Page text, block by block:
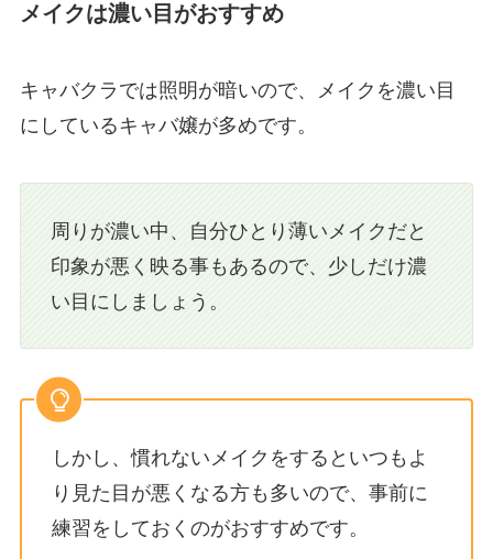
メイクは濃い目がおすすめ
キャバクラでは照明が暗いので、メイクを濃い目
にしているキャバ嬢が多めです。
周りが濃い中、自分ひとり薄いメイクだと
印象が悪く映る事もあるので、少しだけ濃
い目にしましょう。
しかし、慣れないメイクをするといつもよ
り見た目が悪くなる方も多いので、事前に
練習をしておくのがおすすめです。